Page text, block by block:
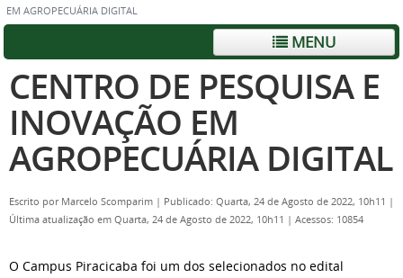
EM AGROPECUÁRIA DIGITAL
MENU
CENTRO DE PESQUISA E
INOVAÇÃO EM
AGROPECUÁRIA DIGITAL
Escrito por Marcelo Scomparim | Publicado: Quarta, 24 de Agosto de 2022, 10h11 |
Última atualização em Quarta, 24 de Agosto de 2022, 10h11 | Acessos: 10854
O Campus Piracicaba foi um dos selecionados no edital